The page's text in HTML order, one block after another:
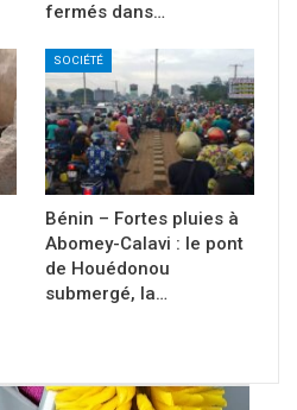
fermés dans…
SOCIÉTÉ
Bénin – Fortes pluies à
Abomey-Calavi : le pont
de Houédonou
submergé, la…